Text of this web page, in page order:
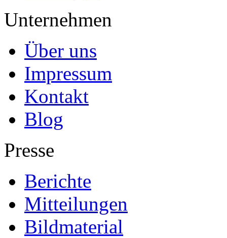
Unternehmen
Über uns
Impressum
Kontakt
Blog
Presse
Berichte
Mitteilungen
Bildmaterial